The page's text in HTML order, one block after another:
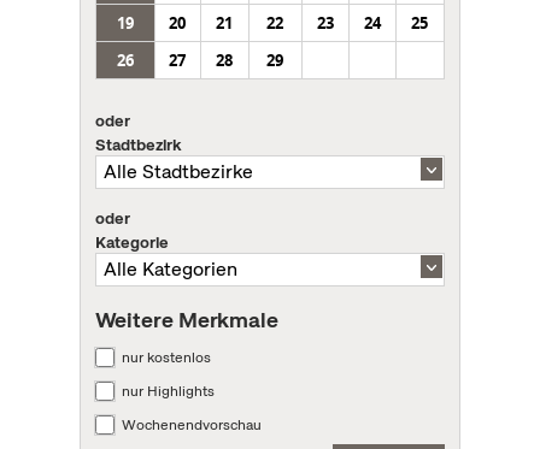
19
20 21 22 23 24
25
26
27 28 29
oder
Stadtbezirk
oder
Kategorie
Weitere Merkmale
nur kostenlos
nur Highlights
Wochenendvorschau